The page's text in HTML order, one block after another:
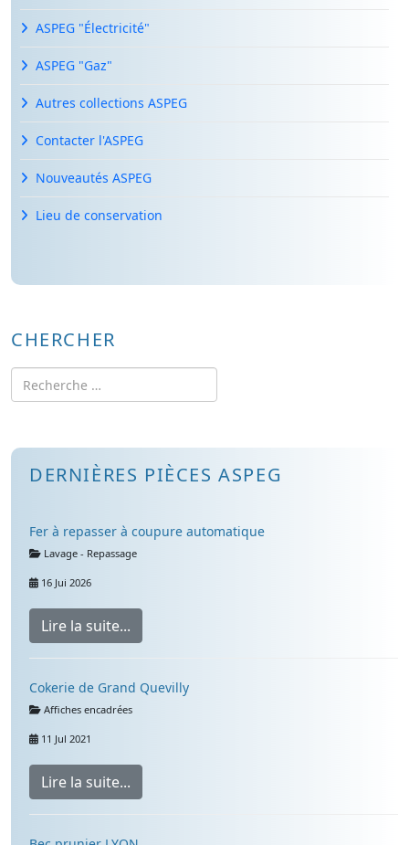
ASPEG "Électricité"
ASPEG "Gaz"
Autres collections ASPEG
Contacter l'ASPEG
Nouveautés ASPEG
Lieu de conservation
CHERCHER
Rechercher
DERNIÈRES PIÈCES ASPEG
Fer à repasser à coupure automatique
Détails
Lavage - Repassage
16 Jui 2026
Lire la suite...
Cokerie de Grand Quevilly
Détails
Affiches encadrées
11 Jul 2021
Lire la suite...